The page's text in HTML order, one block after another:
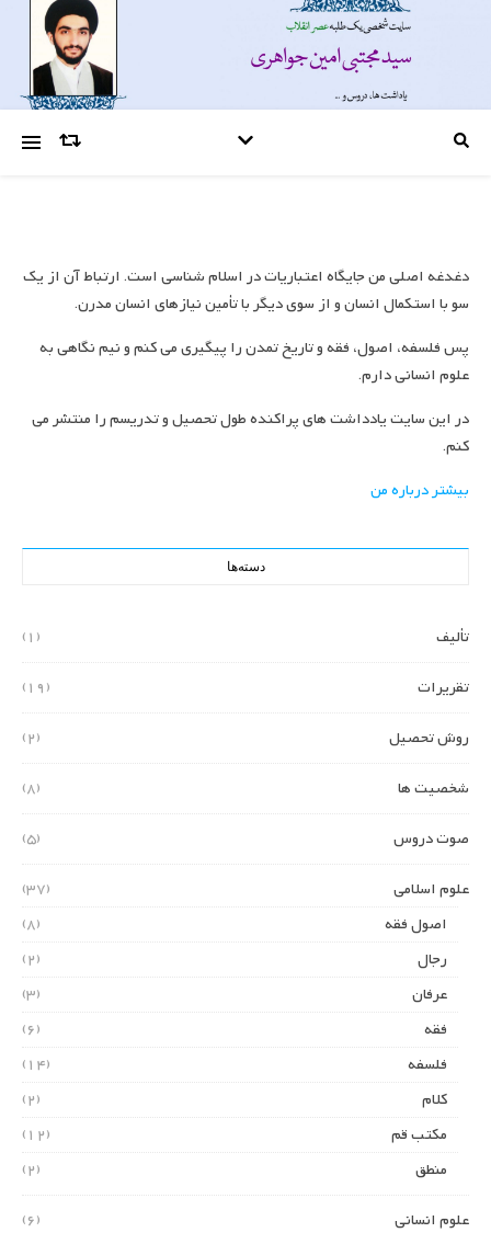
دغدغه اصلی من جایگاه اعتباریات در اسلام شناسی است. ارتباط آن از یک
سو با استکمال انسان و از سوی دیگر با تأمین نیازهای انسان مدرن.
پس فلسفه، اصول، فقه و تاریخ تمدن را پیگیری می کنم و نیم نگاهی به
علوم انسانی دارم.
در این سایت یادداشت های پراکنده طول تحصیل و تدریسم را منتشر می
کنم.
بیشتر درباره من
دسته‌ها
تألیف
(1)
تقریرات
(19)
روش تحصیل
(2)
شخصیت ها
(8)
صوت دروس
(5)
علوم اسلامی
(37)
اصول فقه
(8)
رجال
(2)
عرفان
(3)
فقه
(6)
فلسفه
(14)
کلام
(2)
مکتب قم
(12)
منطق
(2)
علوم انسانی
(6)